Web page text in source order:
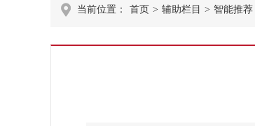
当前位置： 首页 > 辅助栏目 > 智能推荐